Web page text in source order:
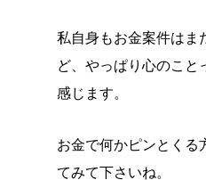
私自身もお金案件はま
ど、やっぱり心のこと
感じます。
お金で何かピンとくる
てみて下さいね。